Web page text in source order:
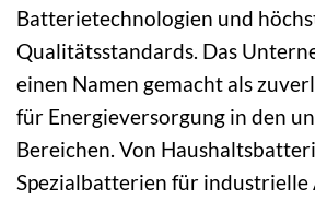
Batterietechnologien und
Qualitätsstandards. Das
einen Namen gemacht als
für Energieversorgung in den
Bereichen. Von
Spezialbatterien für industrielle